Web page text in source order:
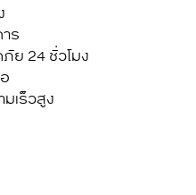
ร
ย 24 ชั่วโมง
เร็วสูง